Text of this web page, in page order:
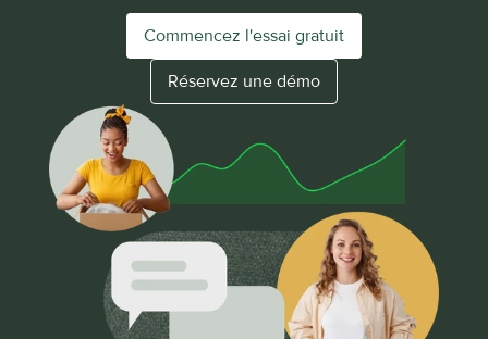
Commencez l'essai gratuit
Réservez une démo